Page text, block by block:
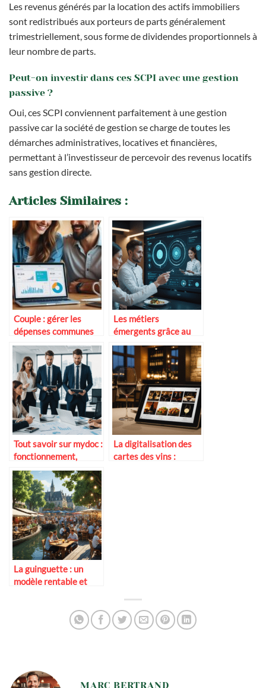
Les revenus générés par la location des actifs immobiliers
sont redistribués aux porteurs de parts généralement
trimestriellement, sous forme de dividendes proportionnels à
leur nombre de parts.
Peut-on investir dans ces SCPI avec une gestion
passive ?
Oui, ces SCPI conviennent parfaitement à une gestion
passive car la société de gestion se charge de toutes les
démarches administratives, locatives et financières,
permettant à l’investisseur de percevoir des revenus locatifs
sans gestion directe.
Articles Similaires :
Couple : gérer les
dépenses communes
simplement (compte
joint, virements,
cartes…)
Les métiers
émergents grâce au
numérique en
restauration
Tout savoir sur mydoc :
fonctionnement,
avantages et conseils
d’utilisation en 2025
La digitalisation des
cartes des vins :
La guinguette : un
modèle rentable et
MARC BERTRAND